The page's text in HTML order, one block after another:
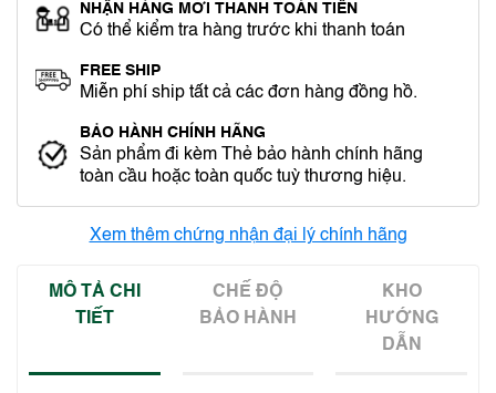
NHẬN HÀNG MỚI THANH TOÁN TIỀN
Có thể kiểm tra hàng trước khi thanh toán
FREE SHIP
Miễn phí ship tất cả các đơn hàng đồng hồ.
BẢO HÀNH CHÍNH HÃNG
Sản phẩm đi kèm Thẻ bảo hành chính hãng
toàn cầu hoặc toàn quốc tuỳ thương hiệu.
Xem thêm chứng nhận đại lý chính hãng
MÔ TẢ CHI
TIẾT
CHẾ ĐỘ
BẢO HÀNH
KHO
HƯỚNG
DẪN